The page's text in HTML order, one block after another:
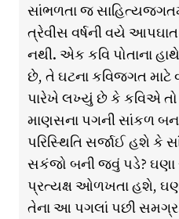
સાંભળતા જ
ત્રેવીસ વર્ષની વયે
નથી. એક કવિ પોતાના
છે, તે ઘટના કવિજગત
પારેખે લખ્યું છે કે કવિએ
માણસના પગની સાંકળ
પરિસ્થિતિ સર્જાઈ હશે કે
સકંજો બની જવું પડે? ઘણા
પ્રત્યક્ષ ઓળખતા હશે,
તેના આ પગલાં પછી